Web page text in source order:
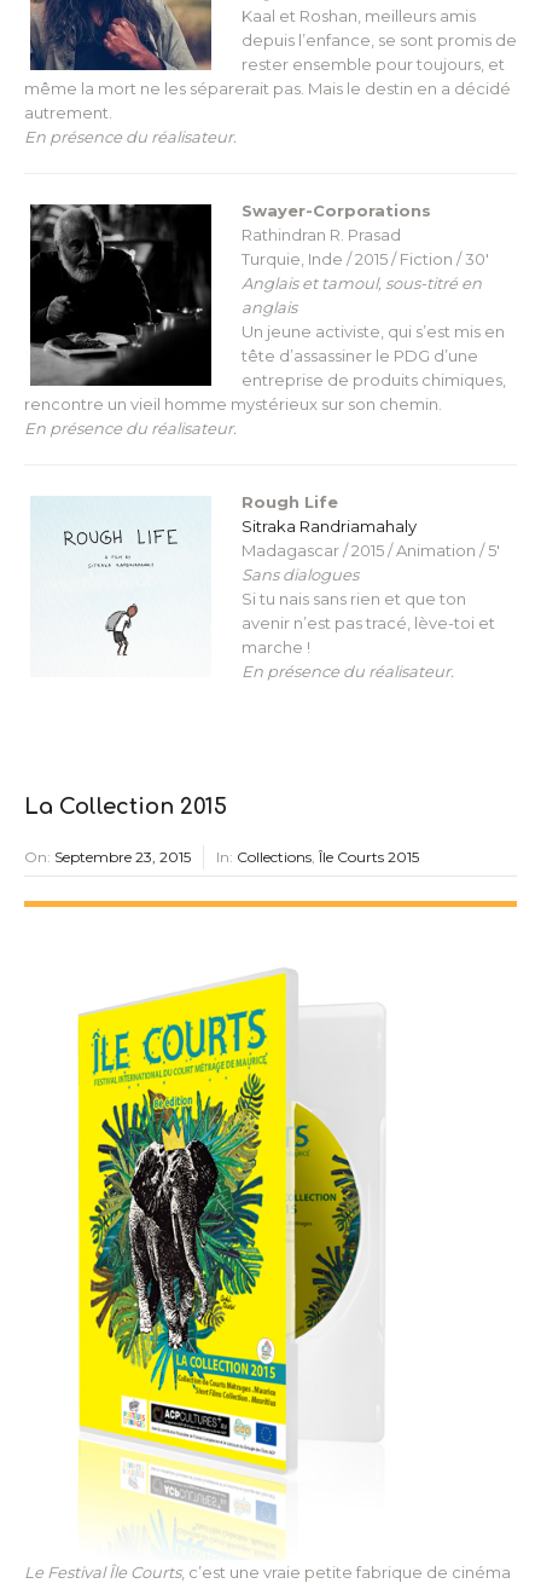
Kaal et Roshan, meilleurs amis
depuis l’enfance, se sont promis de
rester ensemble pour toujours, et
même la mort ne les séparerait pas. Mais le destin en a décidé
autrement.
En présence du réalisateur.
Swayer-Corporations
Rathindran R. Prasad
Turquie, Inde / 2015 / Fiction / 30′
Anglais et tamoul, sous-titré en
anglais
Un jeune activiste, qui s’est mis en
tête d’assassiner le PDG d’une
entreprise de produits chimiques,
rencontre un vieil homme mystérieux sur son chemin.
En présence du réalisateur.
Rough Life
Sitraka Randriamahaly
Madagascar / 2015 / Animation / 5′
Sans dialogues
Si tu nais sans rien et que ton
avenir n’est pas tracé, lève-toi et
marche !
En présence du réalisateur.
La Collection 2015
On: Septembre 23, 2015 In: Collections ,Île Courts 2015
Le Festival Île Courts, c’est une vraie petite fabrique de cinéma